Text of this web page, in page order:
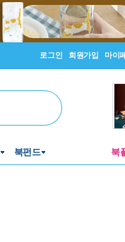
로그인 회원가입 마이
북펀드 북